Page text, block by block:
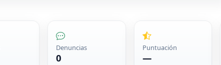
Denuncias
0
Puntuación
—